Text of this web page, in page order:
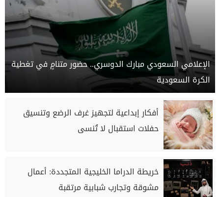
الإعلامي السعودي مبارك الدوسري.. حضور متنامٍ في تغطية
الكرة السعودية
أفكار إبداعية لتجهيز غرف الرضع وتنسيق
حفلات استقبال لا تُنسى
خريطة الدراما الخليجية المتجددة: أعمال
مشوقة وتجارب شبابية مرتقبة